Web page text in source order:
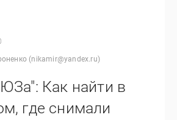
(nikamir@yandex.ru)
Как найти в
где снимали